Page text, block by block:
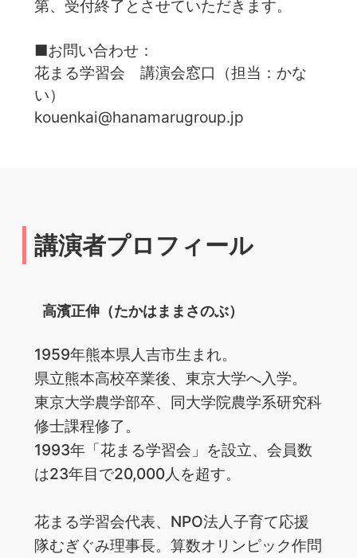
第、受付終了とさせていただきます。
■お問い合わせ：
花まる学習会 講演会窓口（担当：かな
い）
kouenkai@hanamarugroup.jp
講演者プロフィール
高濱正伸（たかはままさのぶ）
1959年熊本県人吉市生まれ。
県立熊本高校卒業後、東京大学へ入学。
東京大学農学部卒、同大学院農学系研究科
修士課程修了。
1993年「花まる学習会」を設立、会員数
は23年目で20,000人を超す。
花まる学習会代表、NPO法人子育て応援
隊むぎぐみ理事長。算数オリンピック作問